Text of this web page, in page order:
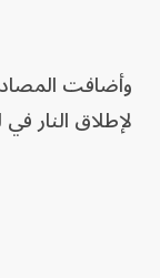
وأضافت
لإطلاق النار